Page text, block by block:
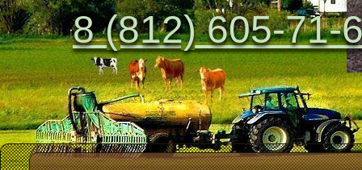
8 (812) 605-71-